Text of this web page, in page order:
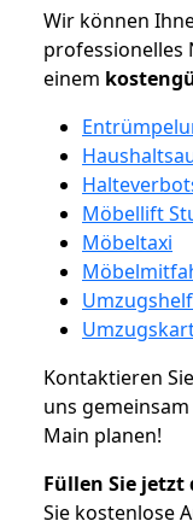
Wir können
professionelles
einem
Möbellift
Möbeltaxi
Kontaktieren
uns
Main planen!
Füllen Sie jetzt
Sie kostenlose